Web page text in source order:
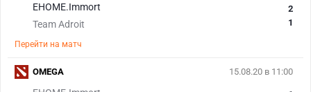
EHOME.Immort
Team Adroit
2
1
Перейти на матч
15.08.20 в 11:00
OMEGA